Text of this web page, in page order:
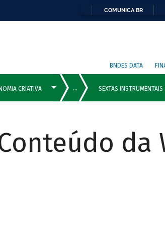
COMUNICA BR
BNDES DATA
da